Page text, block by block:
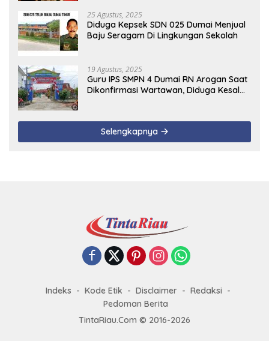
25 Agustus, 2025
Diduga Kepsek SDN 025 Dumai Menjual
Baju Seragam Di Lingkungan Sekolah
19 Agustus, 2025
Guru IPS SMPN 4 Dumai RN Arogan Saat
Dikonfirmasi Wartawan, Diduga Kesal
Selengkapnya
Indeks Kode Etik Disclaimer
Redaksi
Pedoman Berita
TintaRiau.Com © 2016-2026